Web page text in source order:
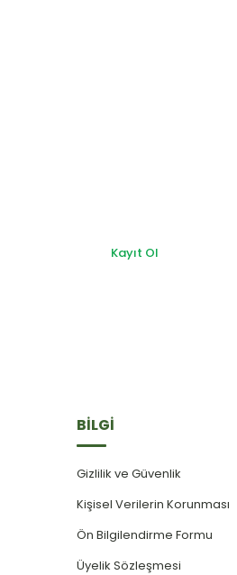
Kayıt Ol
BİLGİ
Gizlilik ve Güvenlik
Kişisel Verilerin Korunması
Ön Bilgilendirme Formu
Üyelik Sözleşmesi